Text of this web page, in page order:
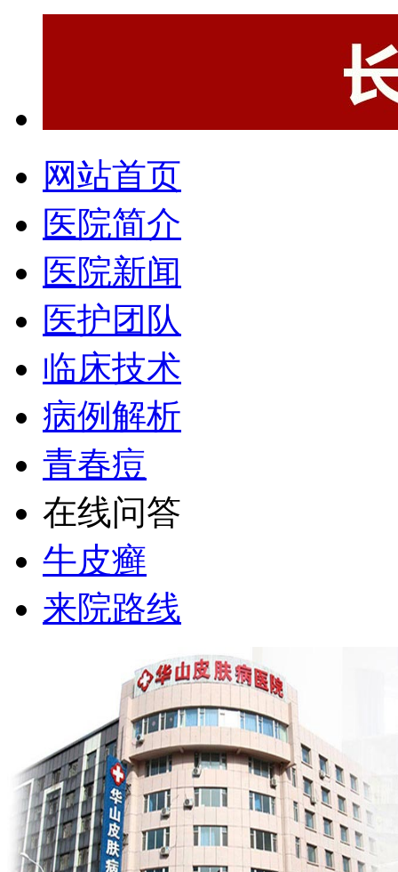
网站首页
医院简介
医院新闻
医护团队
临床技术
病例解析
青春痘
在线问答
牛皮癣
来院路线